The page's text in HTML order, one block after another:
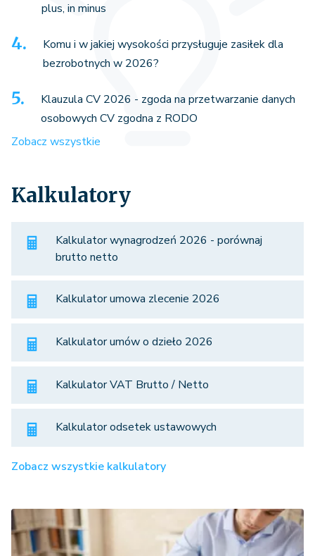
plus, in minus
Komu i w jakiej wysokości przysługuje zasiłek dla
bezrobotnych w 2026?
Klauzula CV 2026 - zgoda na przetwarzanie danych
osobowych CV zgodna z RODO
Zobacz wszystkie
Kalkulatory
Kalkulator wynagrodzeń 2026 - porównaj
brutto netto
Kalkulator umowa zlecenie 2026
Kalkulator umów o dzieło 2026
Kalkulator VAT Brutto / Netto
Kalkulator odsetek ustawowych
Zobacz wszystkie kalkulatory